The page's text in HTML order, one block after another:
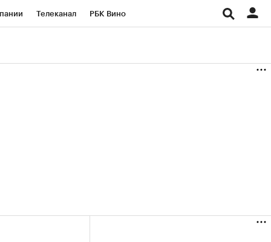
Телеканал РБК Вино